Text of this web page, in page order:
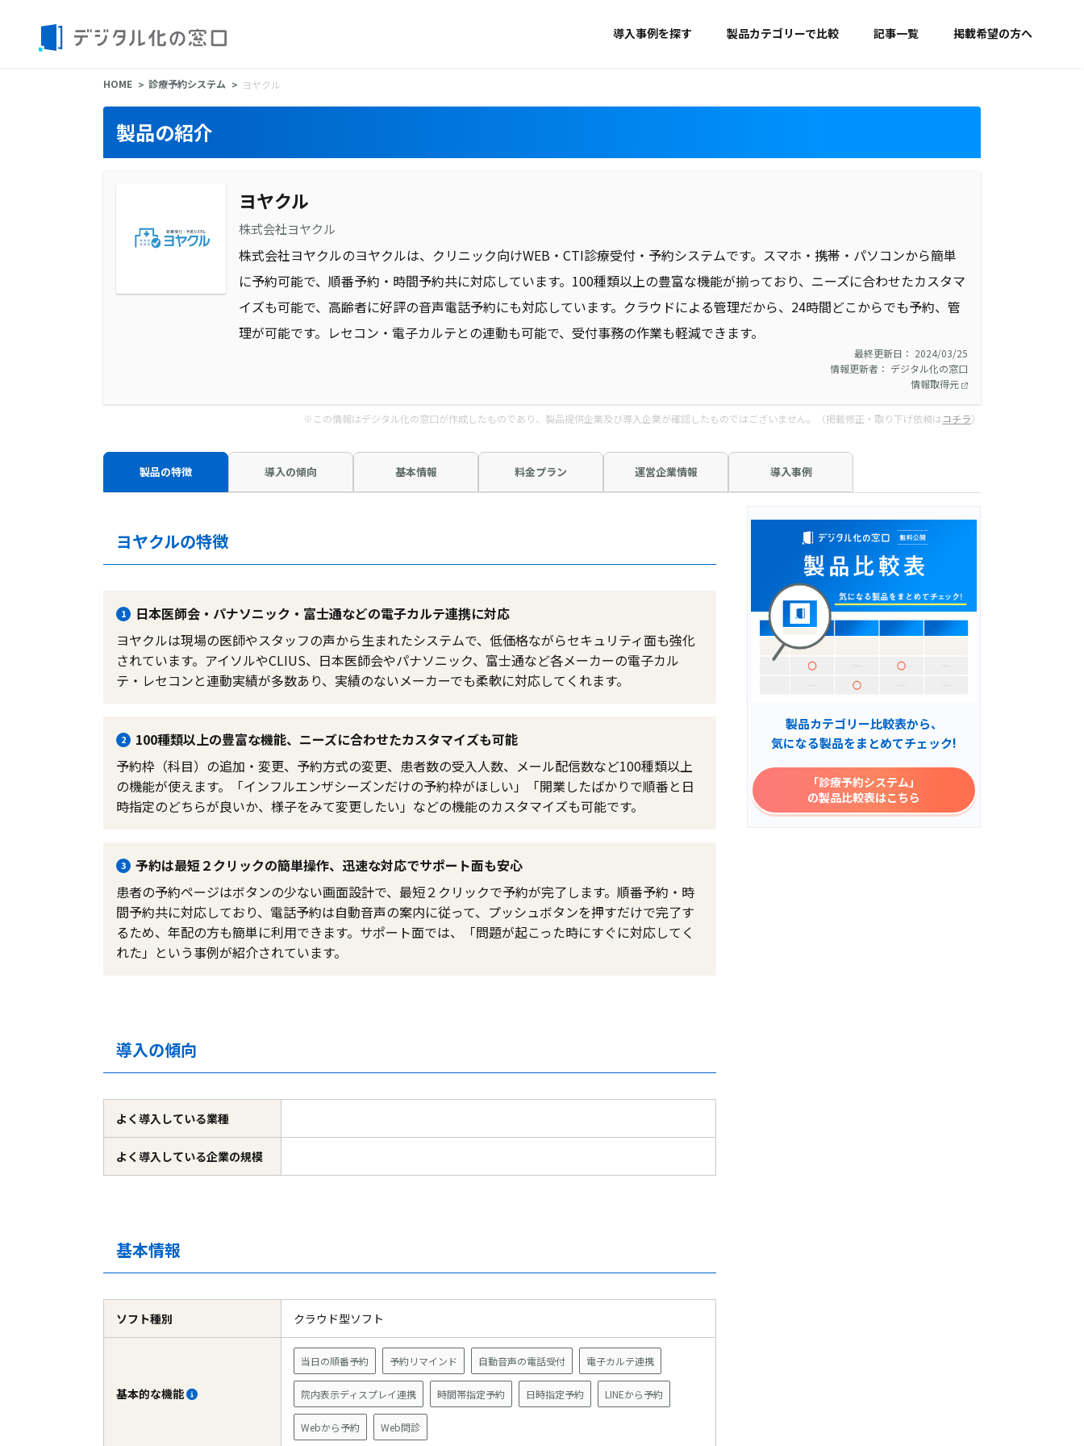
導入事例を探す 製品カテゴリーで比較 記事一覧 掲載希望の方へ
HOME 診療予約システム ヨヤクル
製品の紹介
ヨヤクル
株式会社ヨヤクル
株式会社ヨヤクルのヨヤクルは、クリニック向けWEB・CTI診療受付・予約システムです。スマホ・携帯・パソコンから簡単
に予約可能で、順番予約・時間予約共に対応しています。100種類以上の豊富な機能が揃っており、ニーズに合わせたカスタマ
イズも可能で、高齢者に好評の音声電話予約にも対応しています。クラウドによる管理だから、24時間どこからでも予約、管
理が可能です。レセコン・電子カルテとの連動も可能で、受付事務の作業も軽減できます。
最終更新日： 2024/03/25
情報更新者： デジタル化の窓口
情報取得元
※この情報はデジタル化の窓口が作成したものであり、製品提供企業及び導入企業が確認したものではございません。（掲載修正・取り下げ依頼はコチラ）
製品の特徴 導入の傾向 基本情報 料金プラン 運営企業情報 導入事例
ヨヤクルの特徴
1
日本医師会・パナソニック・富士通などの電子カルテ連携に対応
ヨヤクルは現場の医師やスタッフの声から生まれたシステムで、低価格ながらセキュリティ面も強化
されています。アイソルやCLIUS、日本医師会やパナソニック、富士通など各メーカーの電子カル
テ・レセコンと連動実績が多数あり、実績のないメーカーでも柔軟に対応してくれます。
2
100種類以上の豊富な機能、ニーズに合わせたカスタマイズも可能
予約枠（科目）の追加・変更、予約方式の変更、患者数の受入人数、メール配信数など100種類以上
の機能が使えます。「インフルエンザシーズンだけの予約枠がほしい」「開業したばかりで順番と日
時指定のどちらが良いか、様子をみて変更したい」などの機能のカスタマイズも可能です。
3
予約は最短２クリックの簡単操作、迅速な対応でサポート面も安心
患者の予約ページはボタンの少ない画面設計で、最短２クリックで予約が完了します。順番予約・時
間予約共に対応しており、電話予約は自動音声の案内に従って、プッシュボタンを押すだけで完了す
るため、年配の方も簡単に利用できます。サポート面では、「問題が起こった時にすぐに対応してく
れた」という事例が紹介されています。
導入の傾向
よく導入している業種
よく導入している企業の規模
基本情報
ソフト種別 クラウド型ソフト
基本的な機能
当日の順番予約 予約リマインド 自動音声の電話受付 電子カルテ連携
院内表示ディスプレイ連携 時間帯指定予約 日時指定予約 LINEから予約
Webから予約 Web問診
製品カテゴリー比較表から、
気になる製品をまとめてチェック!
「診療予約システム」
の製品比較表はこちら